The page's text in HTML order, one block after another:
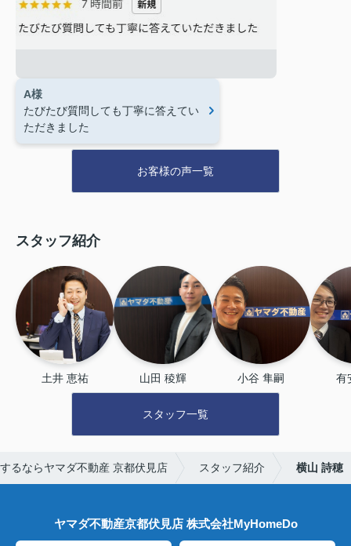
A様
たびたび質問しても丁寧に答えてい
ただきました
お客様の声一覧
スタッフ紹介
土井 恵祐 山田 稜輝 ⼩⾕ 隼嗣 有
スタッフ一覧
るならヤマダ不動産 京都伏見店 スタッフ紹介 横山 詩穂
ヤマダ不動産京都伏見店 株式会社MyHomeDo